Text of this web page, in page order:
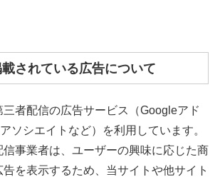
されている広告について
者配信の広告サービス（Googleアド
ソシエイトなど）を利用しています。
信事業者は、ユーザーの興味に応じた商
を表示するため、当サイトや他サイト